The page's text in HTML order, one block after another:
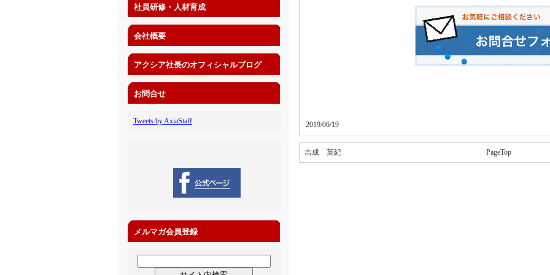
2019/06/19
吉成 英紀 PageTop
社員研修・人材育成
会社概要
アクシア社長のオフィシャルブログ
お問合せ
Tweets by AxiaStaff
メルマガ会員登録